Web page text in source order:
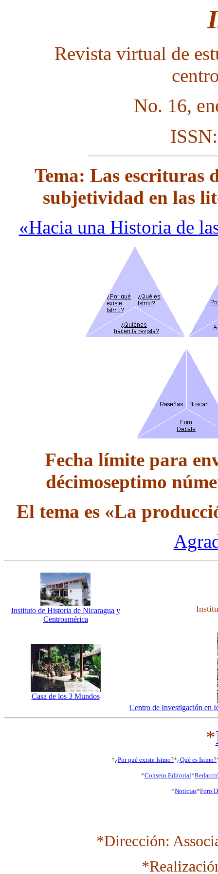
Revista virtual de
No. 16,
Tema: Las escrituras
subjetividad en las
«Hacia una Historia de
Fecha límite para
décimoseptimo
El tema es «La
Instituto de Historia de Nicaragua y
Centroamérica
Casa de los 3 Mundos
Centro de Investigación en
*
*¿Por qué existe Istmo?*¿Qué es Istmo?
*Consejo Editorial*
*Noticias*Foro
*Dirección: